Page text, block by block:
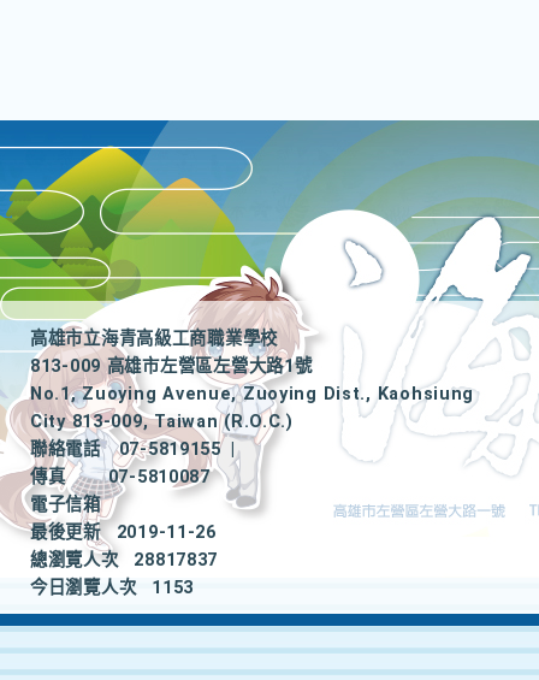
高雄市立海青高級工商職業學校
813-009 高雄市左營區左營大路1號
No.1, Zuoying Avenue, Zuoying Dist., Kaohsiung
City 813-009, Taiwan (R.O.C.)
聯絡電話
07-5819155
|
傳真
07-5810087
電子信箱
最後更新
2019-11-26
總瀏覽人次
28817837
今日瀏覽人次
1153